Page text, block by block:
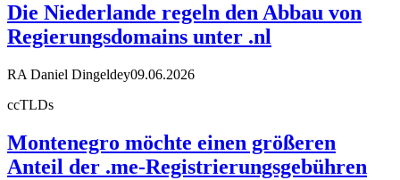
Die Niederlande regeln den Abbau von
Regierungsdomains unter .nl
RA Daniel Dingeldey09.06.2026
ccTLDs
Montenegro möchte einen größeren
Anteil der .me-Registrierungsgebühren